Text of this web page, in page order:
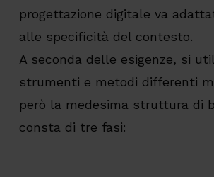
progettazione digitale va
alle specificità del contesto.
A seconda delle esigenze, si
strumenti e metodi differenti
però la medesima struttura di
consta di tre fasi: